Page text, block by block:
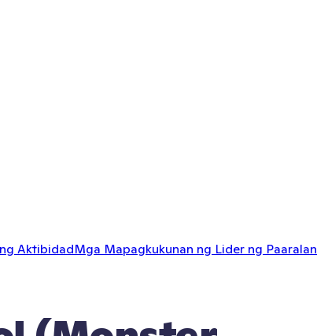
AktibidadMga Mapagkukunan ng Lider ng Paaralan